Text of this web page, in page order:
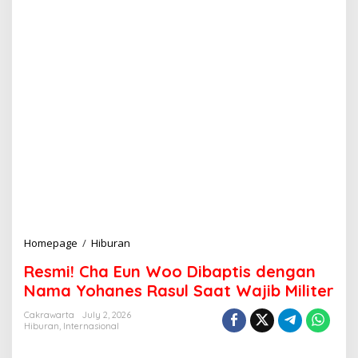
Homepage / Hiburan
s
m
i
!
Resmi! Cha Eun Woo Dibaptis dengan
Nama Yohanes Rasul Saat Wajib Militer
Cakrawarta
July 2, 2026
Hiburan, Internasional